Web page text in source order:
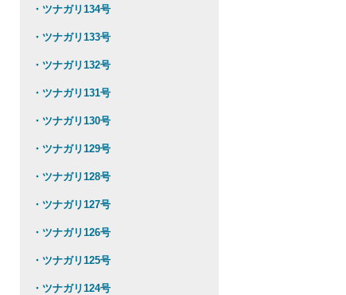
・ツナガリ134号
・ツナガリ133号
・ツナガリ132号
・ツナガリ131号
・ツナガリ130号
・ツナガリ129号
・ツナガリ128号
・ツナガリ127号
・ツナガリ126号
・ツナガリ125号
・ツナガリ124号